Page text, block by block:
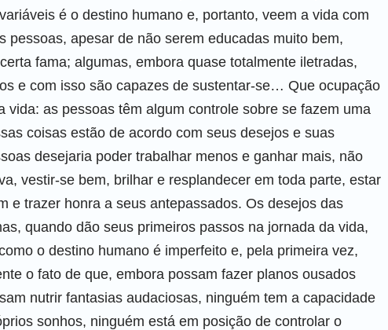
é o destino humano e, portanto, veem a vida com
pessoas, apesar de não serem educadas muito bem,
fama; algumas, embora quase totalmente iletradas,
e com isso são capazes de sustentar-se… Que ocupação
vida: as pessoas têm algum controle sobre se fazem uma
coisas estão de acordo com seus desejos e suas
desejaria poder trabalhar menos e ganhar mais, não
vestir-se bem, brilhar e resplandecer em toda parte, estar
e trazer honra a seus antepassados. Os desejos das
quando dão seus primeiros passos na jornada da vida,
o destino humano é imperfeito e, pela primeira vez,
o fato de que, embora possam fazer planos ousados
nutrir fantasias audaciosas, ninguém tem a capacidade
sonhos, ninguém está em posição de controlar o